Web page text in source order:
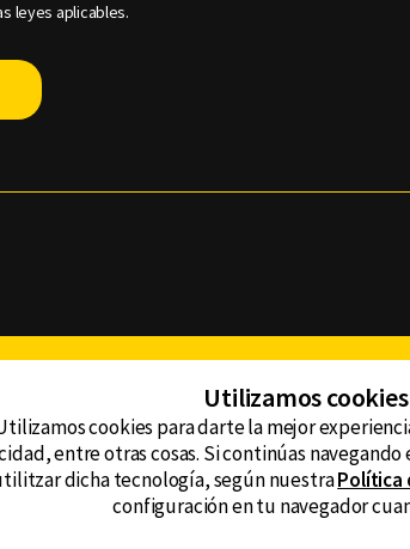
leyes aplicables.
incluyendo
CONTACTO
AVISO DE
AVISO
Utilizamos cookies
cookies para darte la mejor
entre otras cosas. Si continúas
dicha tecnología, según nuestraPolítica
configuración en tu navegador